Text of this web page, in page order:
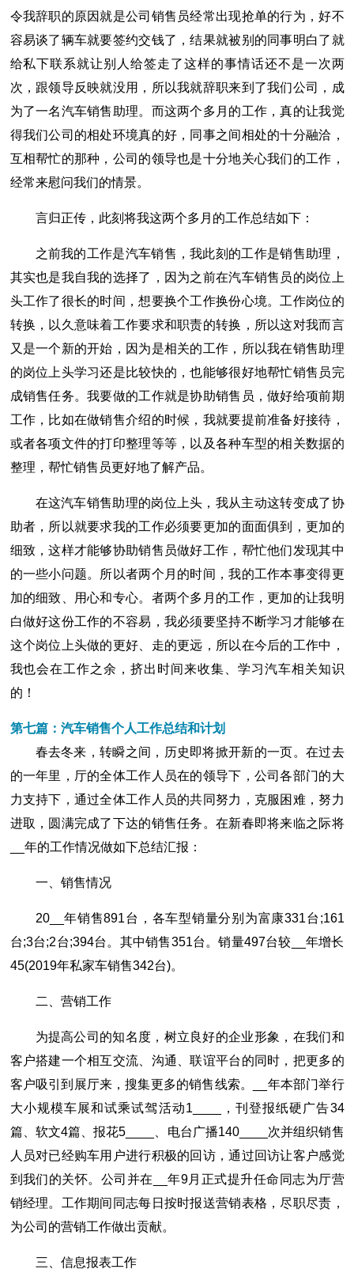
令我辞职的原因就是公司销售员经常出现抢单的行为，好不
容易谈了辆车就要签约交钱了，结果就被别的同事明白了就
给私下联系就让别人给签走了这样的事情话还不是一次两
次，跟领导反映就没用，所以我就辞职来到了我们公司，成
为了一名汽车销售助理。而这两个多月的工作，真的让我觉
得我们公司的相处环境真的好，同事之间相处的十分融洽，
互相帮忙的那种，公司的领导也是十分地关心我们的工作，
经常来慰问我们的情景。
言归正传，此刻将我这两个多月的工作总结如下：
之前我的工作是汽车销售，我此刻的工作是销售助理，
其实也是我自我的选择了，因为之前在汽车销售员的岗位上
头工作了很长的时间，想要换个工作换份心境。工作岗位的
转换，以久意味着工作要求和职责的转换，所以这对我而言
又是一个新的开始，因为是相关的工作，所以我在销售助理
的岗位上头学习还是比较快的，也能够很好地帮忙销售员完
成销售任务。我要做的工作就是协助销售员，做好给项前期
工作，比如在做销售介绍的时候，我就要提前准备好接待，
或者各项文件的打印整理等等，以及各种车型的相关数据的
整理，帮忙销售员更好地了解产品。
在这汽车销售助理的岗位上头，我从主动这转变成了协
助者，所以就要求我的工作必须要更加的面面俱到，更加的
细致，这样才能够协助销售员做好工作，帮忙他们发现其中
的一些小问题。所以者两个月的时间，我的工作本事变得更
加的细致、用心和专心。者两个多月的工作，更加的让我明
白做好这份工作的不容易，我必须要坚持不断学习才能够在
这个岗位上头做的更好、走的更远，所以在今后的工作中，
我也会在工作之余，挤出时间来收集、学习汽车相关知识
的！
第七篇：汽车销售个人工作总结和计划
春去冬来，转瞬之间，历史即将掀开新的一页。在过去
的一年里，厅的全体工作人员在的领导下，公司各部门的大
力支持下，通过全体工作人员的共同努力，克服困难，努力
进取，圆满完成了下达的销售任务。在新春即将来临之际将
__年的工作情况做如下总结汇报：
一、销售情况
20__年销售891台，各车型销量分别为富康331台;161
台;3台;2台;394台。其中销售351台。销量497台较__年增长
45(2019年私家车销售342台)。
二、营销工作
为提高公司的知名度，树立良好的企业形象，在我们和
客户搭建一个相互交流、沟通、联谊平台的同时，把更多的
客户吸引到展厅来，搜集更多的销售线索。__年本部门举行
大小规模车展和试乘试驾活动1____，刊登报纸硬广告34
篇、软文4篇、报花5____、电台广播140____次并组织销售
人员对已经购车用户进行积极的回访，通过回访让客户感觉
到我们的关怀。公司并在__年9月正式提升任命同志为厅营
销经理。工作期间同志每日按时报送营销表格，尽职尽责，
为公司的营销工作做出贡献。
三、信息报表工作